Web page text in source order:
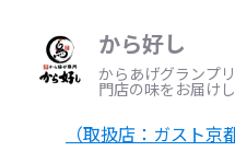
から好し
からあげグランプ
門店の味をお届けし
（取扱店：ガスト京